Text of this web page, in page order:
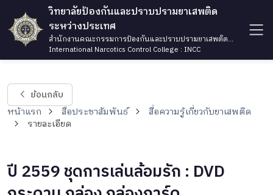
วิทยาลัยป้องกันและปราบปรามยาเสพติด
ระหว่างประเทศ
สำนักงานคณะกรรมการป้องกันและปราบปรามยาเสพติด
กระทรวงยุติธรรม
International Narcotics Control College : INCC
ย้อนกลับ
หน้าแรก สื่อประชาสัมพันธ์
สื่อความรู้เกี่ยวกับยาเสพติด
รายละเอียด
ปี 2559 ชุดการเล่นล้อมรัก : DVD